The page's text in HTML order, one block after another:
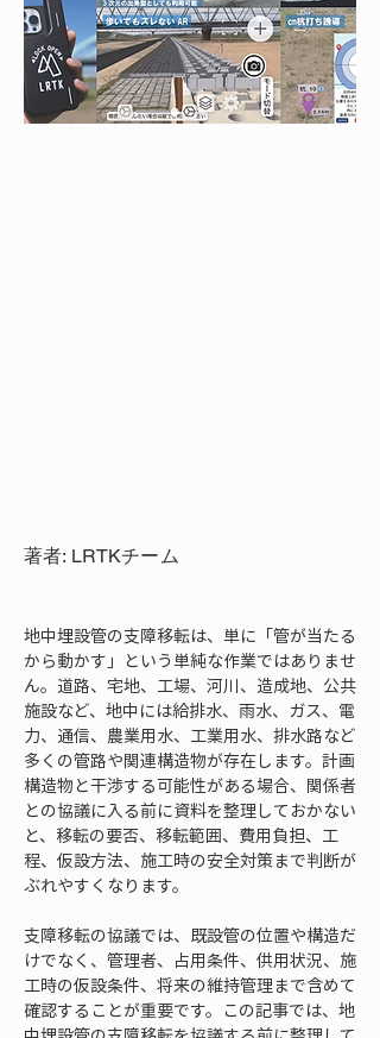
著者: LRTKチーム
地中埋設管の支障移転は、単に「管が当たる
から動かす」という単純な作業ではありませ
ん。道路、宅地、工場、河川、造成地、公共
施設など、地中には給排水、雨水、ガス、電
力、通信、農業用水、工業用水、排水路など
多くの管路や関連構造物が存在します。計画
構造物と干渉する可能性がある場合、関係者
との協議に入る前に資料を整理しておかない
と、移転の要否、移転範囲、費用負担、工
程、仮設方法、施工時の安全対策まで判断が
ぶれやすくなります。
支障移転の協議では、既設管の位置や構造だ
けでなく、管理者、占用条件、供用状況、施
工時の仮設条件、将来の維持管理まで含めて
確認することが重要です。この記事では、地